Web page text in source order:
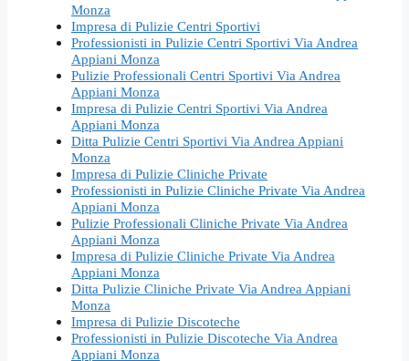
Monza
Impresa di Pulizie Centri Sportivi
Professionisti in Pulizie Centri Sportivi Via Andrea
Appiani Monza
Pulizie Professionali Centri Sportivi Via Andrea
Appiani Monza
Impresa di Pulizie Centri Sportivi Via Andrea
Appiani Monza
Ditta Pulizie Centri Sportivi Via Andrea Appiani
Monza
Impresa di Pulizie Cliniche Private
Professionisti in Pulizie Cliniche Private Via Andrea
Appiani Monza
Pulizie Professionali Cliniche Private Via Andrea
Appiani Monza
Impresa di Pulizie Cliniche Private Via Andrea
Appiani Monza
Ditta Pulizie Cliniche Private Via Andrea Appiani
Monza
Impresa di Pulizie Discoteche
Professionisti in Pulizie Discoteche Via Andrea
Appiani Monza